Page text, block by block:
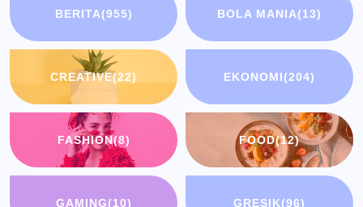
BERITA(955) BOLA MANIA(13)
CREATIVE(22) EKONOMI(204)
FASHION(8) FOOD(12)
GAMING(10) GRESIK(96)